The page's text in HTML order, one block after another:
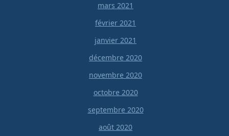
mars 2021
février 2021
janvier 2021
décembre 2020
novembre 2020
octobre 2020
septembre 2020
août 2020